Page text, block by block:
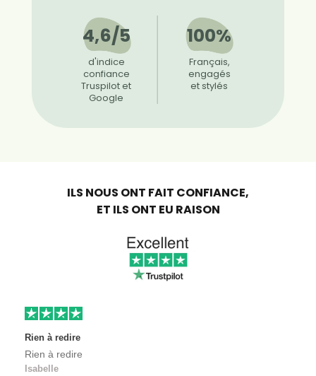
4,6/5
d'indice
confiance
Truspilot et
Google
100%
Français,
engagés
et stylés
ILS NOUS ONT FAIT CONFIANCE,
ET ILS ONT EU RAISON
Rien à redire
Rien à redire
Isabelle